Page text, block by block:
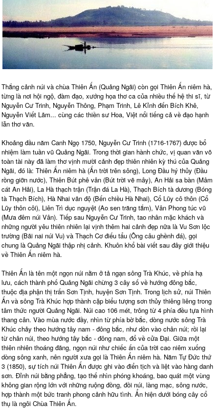
Thắng cảnh núi và chùa Thiên Ấn (Quảng Ngãi) còn gọi Thiên Ấn niêm hà,
từng là nơi hội ngộ, đàm đạo, xướng họa thơ ca của nhiều thế hệ thi sĩ, từ
Nguyễn Cư Trinh, Nguyễn Thông, Phạm Trinh, Lê Kỉnh đến Bích Khê,
Nguyễn Viết Lãm... cùng các thiền sư Hoa, Việt nổi tiếng cả về đạo hạnh
lẫn thơ văn.
Khoảng đầu năm Canh Ngọ 1750, Nguyễn Cư Trinh (1716-1767) được bổ
nhiệm làm tuần vũ Quảng Ngãi. Trong thời gian hành chức, vị quan văn võ
toàn tài này đã làm thơ vịnh mười cảnh đẹp thiên nhiên kỳ thú của Quảng
Ngãi, đó là: Thiên Ấn niêm hà (Ấn trời trên sông), Long Đầu hý thủy (Đầu
rồng giỡn nước), Thiên Bút phê vân (Bút trời vẽ mây), An Hải sa bàn (Mâm
cát An Hải), La Hà thạch trận (Trận đá La Hà), Thạch Bích tà dương (Bóng
tà Thạch Bích), Hà Nhai vãn độ (Bến chiều Hà Nhai), Cổ Lũy cô thôn (Cổ
Lũy thôn côi), Liên Trì dục nguyệt (Ao sen trăng tắm), Vân Phong túc vũ
(Mưa đêm núi Vân). Tiếp sau Nguyễn Cư Trinh, tao nhân mặc khách và
những người yêu thiên nhiên lại vịnh thêm hai cảnh đẹp nữa là Vu Sơn lộc
trường (Bãi nai núi Vu) và Thạch Cơ điếu tẩu (Ông câu ghềnh đá), gọi
chung là Quảng Ngãi thập nhị cảnh. Khuôn khổ bài viết sau đây giới thiệu
về Thiên Ấn niêm hà.
Thiên Ấn là tên một ngọn núi nằm ở tả ngạn sông Trà Khúc, về phía hạ
lưu, cách thành phố Quảng Ngãi chừng 3 cây số về hướng đông bắc,
thuộc địa phận thị trấn Sơn Tịnh, huyện Sơn Tịnh. Trong lịch sử, núi Thiên
Ấn và sông Trà Khúc hợp thành cặp biểu tượng sơn thủy thiêng liêng trong
tâm thức người Quảng Ngãi. Núi cao 106 mét, trông từ 4 phía đều tựa hình
thang cân. Vào mùa nước đầy, nhìn từ phía bờ bắc, dòng nước sông Trà
Khúc chảy theo hướng tây nam - đông bắc, như dồn vào chân núi; rồi lại
từ chân núi, theo hướng tây bắc - đông nam, đổ về cửa Đại. Giữa một
thiên nhiên thoáng đãng, ngọn núi như chiếc ấn của trời cao niêm xuống
dòng sông xanh, nên người xưa gọi là Thiên Ấn niêm hà. Năm Tự Đức thứ
3 (1850), sự tích núi Thiên Ấn được ghi vào điển tịch và liệt vào hàng danh
sơn. Đỉnh núi bằng phẳng, tạo thế nhìn phóng khoáng, bao quát một vùng
không gian rộng lớn với những ruộng đồng, đồi núi, làng mạc, sông nước,
hợp thành một bức tranh phong cảnh hữu tình. Ẩn hiện dưới bóng cây cổ
thụ là ngôi Chùa Thiên Ấn.